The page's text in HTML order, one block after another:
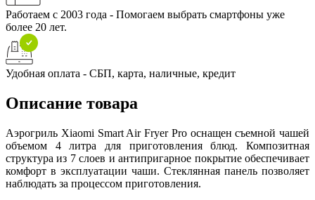
Работаем с 2003 года - Помогаем выбрать смартфоны уже
более 20 лет.
Удобная оплата - СБП, карта, наличные, кредит
Описание товара
Аэрогриль Xiaomi Smart Air Fryer Pro оснащен съемной чашей
объемом 4 литра для приготовления блюд. Композитная
структура из 7 слоев и антипригарное покрытие обеспечивает
комфорт в эксплуатации чаши. Стеклянная панель позволяет
наблюдать за процессом приготовления.